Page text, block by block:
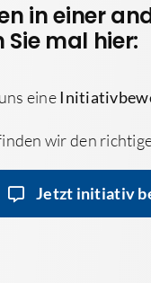
in einer
Sie mal hier:
eine
wir den
Jetzt initiativ